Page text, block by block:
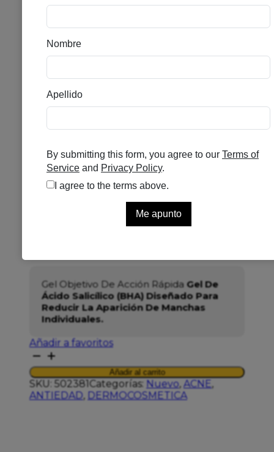
MEDIK8 BLEMISH SOS
Valorado con5.00de 5 en base a
valoración de un cliente
valoración de cliente
Solo quedan 1 disponibles
Gel Objetivo De Acción Rápida Gel De
Ácido Salicílico (BHA) Diseñado Para
Reducir La Aparición De Manchas
Individuales.
Añadir a favoritos
MEDIK8
BLEMISH
SOS
15ML
cantidad
Añadir al carrito
SKU: 502381Categorías: Nuevo, ACNE,
ANTIEDAD, DERMOCOSMETICA